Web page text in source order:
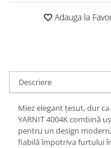
Adauga la
Descriere
Miez elegant țesut, dur
YARNIT 4004K combină
pentru un design
fiabilă împotriva furtului